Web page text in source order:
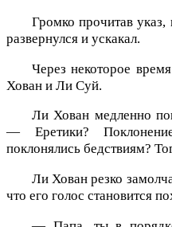
Громко прочитав указ,
развернулся и ускакал.
Через некоторое
Хован и Ли Суй.
Ли Хован медленно
— Еретики?
поклонялись бедствиям?
Ли Хован резко
что его голос становится